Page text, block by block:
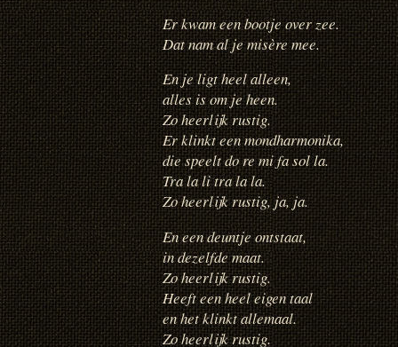
Er kwam een bootje over zee.
Dat nam al je misère mee.
En je ligt heel alleen,
alles is om je heen.
Zo heerlijk rustig.
Er klinkt een mondharmonika,
die speelt do re mi fa sol la.
Tra la li tra la la.
Zo heerlijk rustig, ja, ja.
En een deuntje ontstaat,
in dezelfde maat.
Zo heerlijk rustig.
Heeft een heel eigen taal
en het klinkt allemaal.
Zo heerlijk rustig.